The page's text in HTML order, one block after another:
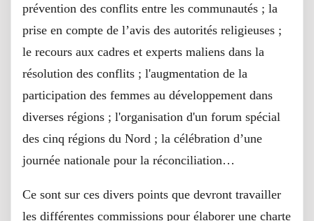
prévention des conflits entre les communautés ; la
prise en compte de l’avis des autorités religieuses ;
le recours aux cadres et experts maliens dans la
résolution des conflits ; l'augmentation de la
participation des femmes au développement dans
diverses régions ; l'organisation d'un forum spécial
des cinq régions du Nord ; la célébration d’une
journée nationale pour la réconciliation…
Ce sont sur ces divers points que devront travailler
les différentes commissions pour élaborer une charte